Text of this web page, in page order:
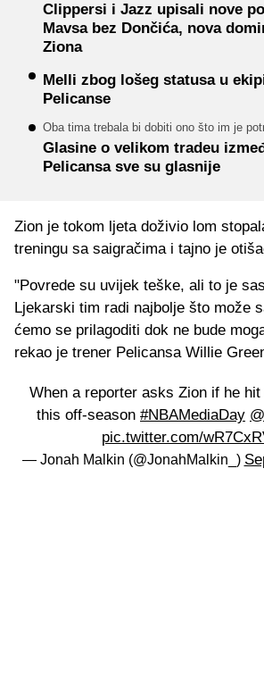
Clippersi i Jazz upisali nove
Mavsa bez Dončića, nova
Ziona
Melli zbog lošeg statusa u
Pelicanse
Oba tima trebala bi dobiti ono što im je
Glasine o velikom tradeu
Pelicansa sve su glasnije
Zion je tokom ljeta doživio lom
treningu sa saigračima i tajno je
"Povrede su uvijek teške, ali to je
Ljekarski tim radi najbolje što može
ćemo se prilagoditi dok ne bude
rekao je trener Pelicansa Willie
When a reporter asks Zion if he
this off-season #NBAMediaDay
pic.twitter.com/
— Jonah Malkin (@JonahMalkin_)